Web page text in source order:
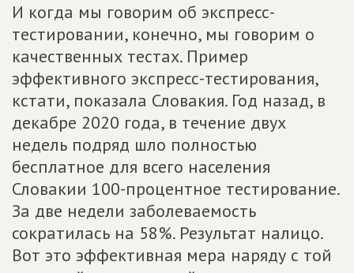
И когда мы говорим об экспресс-
тестировании, конечно, мы говорим о
качественных тестах. Пример
эффективного экспресс-тестирования,
кстати, показала Словакия. Год назад, в
декабре 2020 года, в течение двух
недель подряд шло полностью
бесплатное для всего населения
Словакии 100-процентное тестирование.
За две недели заболеваемость
сократилась на 58%. Результат налицо.
Вот это эффективная мера наряду с той